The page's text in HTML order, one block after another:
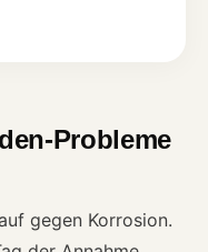
Probleme
gegen Korrosion.